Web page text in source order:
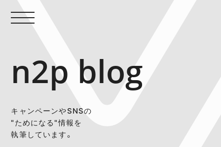
n2p blog
キャンペーンやSNSの
"ためになる"情報を
執筆しています。